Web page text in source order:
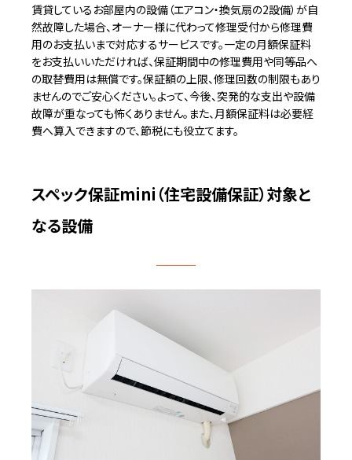
賃貸しているお部屋内の設備（エアコン・換気扇の2設備）が自
然故障した場合、オーナー様に代わって修理受付から修理費
用のお支払いまで対応するサービスです。一定の月額保証料
をお支払いいただければ、保証期間中の修理費用や同等品へ
の取替費用は無償です。保証額の上限、修理回数の制限もあり
ませんのでご安心ください。よって、今後、突発的な支出や設備
故障が重なっても怖くありません。また、月額保証料は必要経
費へ算入できますので、節税にも役立てます。
スペック保証mini（住宅設備保証）対象と
なる設備